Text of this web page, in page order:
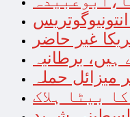
برطانیہ
حملہ
بیٹا ہلاک